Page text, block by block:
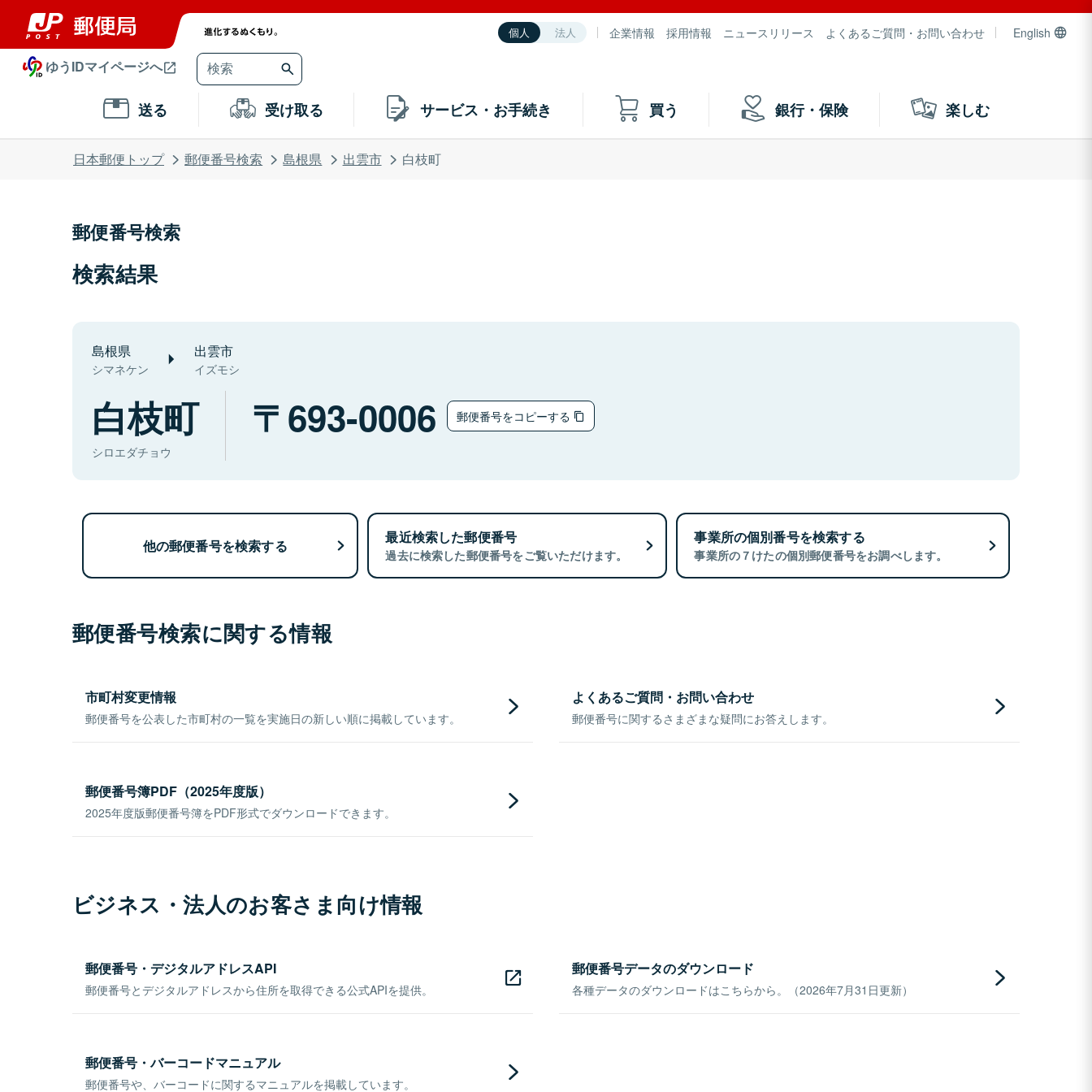
個人 法人 企業情報 採用情報 ニュースリリース よくあるご質問・お問い合わせ English
ゆうIDマイページへ
送る 受け取る サービス・お手続き 買う 銀行・保険 楽しむ
日本郵便トップ 郵便番号検索 島根県 出雲市 白枝町
郵便番号検索
検索結果
島根県
シマネケン
出雲市
イズモシ
白枝町
シロエダチョウ
693-0006 郵便番号をコピーする
他の郵便番号を検索する 最近検索した郵便番号
過去に検索した郵便番号をご覧いただけます。
事業所の個別番号を検索する
事業所の７けたの個別郵便番号をお調べします。
郵便番号検索に関する情報
市町村変更情報
郵便番号を公表した市町村の一覧を実施日の新しい順に掲載しています。
よくあるご質問・お問い合わせ
郵便番号に関するさまざまな疑問にお答えします。
郵便番号簿PDF（2025年度版）
2025年度版郵便番号簿をPDF形式でダウンロードできます。
ビジネス・法人のお客さま向け情報
郵便番号・デジタルアドレスAPI
郵便番号とデジタルアドレスから住所を取得できる公式APIを提供。
郵便番号データのダウンロード
各種データのダウンロードはこちらから。（2026年7月31日更新）
郵便番号・バーコードマニュアル
郵便番号や、バーコードに関するマニュアルを掲載しています。